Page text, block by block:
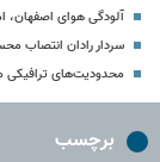
آلودگی هوای اصفهان، امروز دوشنبه ۱۹ مرداد + جدول
سردار رادان انتصاب
محدودیت‌های ترافیکی
برچسب